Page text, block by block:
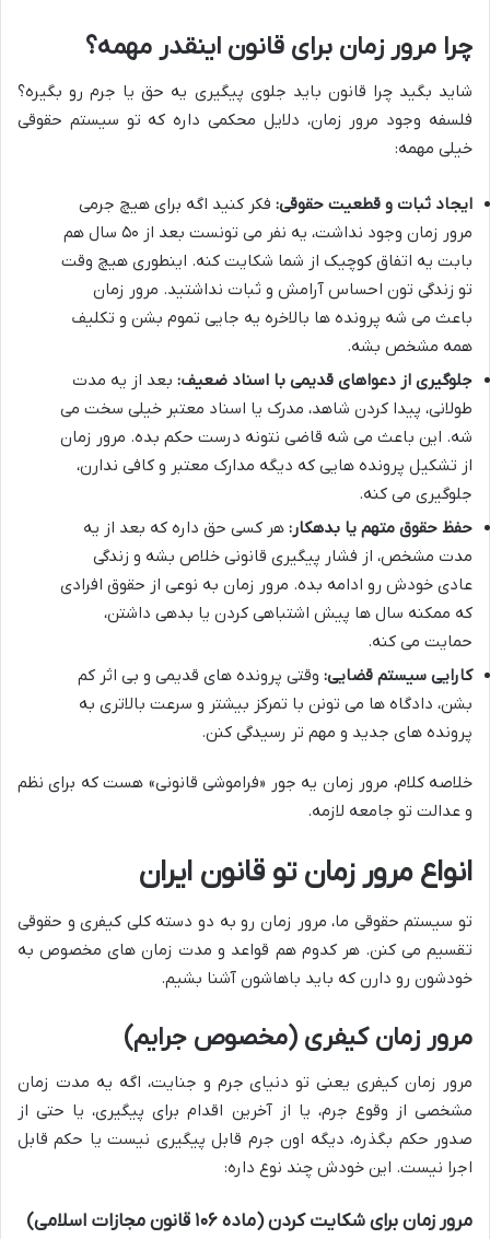
چرا مرور زمان برای قانون اینقدر مهمه؟
شاید بگید چرا قانون باید جلوی پیگیری یه حق یا جرم رو بگیره؟
فلسفه وجود مرور زمان، دلایل محکمی داره که تو سیستم حقوقی
خیلی مهمه:
ایجاد ثبات و قطعیت حقوقی: فکر کنید اگه برای هیچ جرمی
مرور زمان وجود نداشت، یه نفر می تونست بعد از ۵۰ سال هم
بابت یه اتفاق کوچیک از شما شکایت کنه. اینطوری هیچ وقت
تو زندگی تون احساس آرامش و ثبات نداشتید. مرور زمان
باعث می شه پرونده ها بالاخره یه جایی تموم بشن و تکلیف
همه مشخص بشه.
جلوگیری از دعواهای قدیمی با اسناد ضعیف: بعد از یه مدت
طولانی، پیدا کردن شاهد، مدرک یا اسناد معتبر خیلی سخت می
شه. این باعث می شه قاضی نتونه درست حکم بده. مرور زمان
از تشکیل پرونده هایی که دیگه مدارک معتبر و کافی ندارن،
جلوگیری می کنه.
حفظ حقوق متهم یا بدهکار: هر کسی حق داره که بعد از یه
مدت مشخص، از فشار پیگیری قانونی خلاص بشه و زندگی
عادی خودش رو ادامه بده. مرور زمان به نوعی از حقوق افرادی
که ممکنه سال ها پیش اشتباهی کردن یا بدهی داشتن،
حمایت می کنه.
کارایی سیستم قضایی: وقتی پرونده های قدیمی و بی اثر کم
بشن، دادگاه ها می تونن با تمرکز بیشتر و سرعت بالاتری به
پرونده های جدید و مهم تر رسیدگی کنن.
خلاصه کلام، مرور زمان یه جور «فراموشی قانونی» هست که برای نظم
و عدالت تو جامعه لازمه.
انواع مرور زمان تو قانون ایران
تو سیستم حقوقی ما، مرور زمان رو به دو دسته کلی کیفری و حقوقی
تقسیم می کنن. هر کدوم هم قواعد و مدت زمان های مخصوص به
خودشون رو دارن که باید باهاشون آشنا بشیم.
مرور زمان کیفری (مخصوص جرایم)
مرور زمان کیفری یعنی تو دنیای جرم و جنایت، اگه یه مدت زمان
مشخصی از وقوع جرم، یا از آخرین اقدام برای پیگیری، یا حتی از
صدور حکم بگذره، دیگه اون جرم قابل پیگیری نیست یا حکم قابل
اجرا نیست. این خودش چند نوع داره:
مرور زمان برای شکایت کردن (ماده ۱۰۶ قانون مجازات اسلامی)